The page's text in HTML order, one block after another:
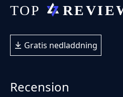
Gratis nedladdning
Recension